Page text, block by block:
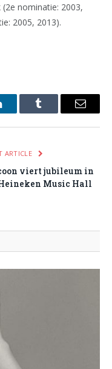
nominatie: 2003,
2005, 2013).
Tumblr Email
ARTICLE
viert jubileum in
Music Hall